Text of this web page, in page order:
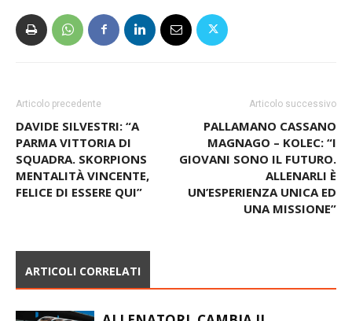
Articolo precedente
DAVIDE SILVESTRI: “A
PARMA VITTORIA DI
SQUADRA. SKORPIONS
MENTALITÀ VINCENTE,
Articolo successivo
PALLAMANO CASSANO
MAGNAGO – KOLEC: “I
GIOVANI SONO IL FUTURO.
ALLENARLI È